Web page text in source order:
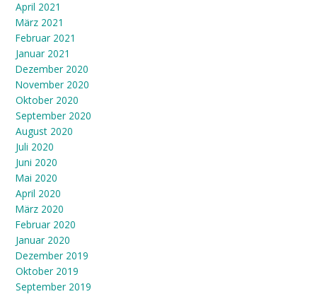
April 2021
März 2021
Februar 2021
Januar 2021
Dezember 2020
November 2020
Oktober 2020
September 2020
August 2020
Juli 2020
Juni 2020
Mai 2020
April 2020
März 2020
Februar 2020
Januar 2020
Dezember 2019
Oktober 2019
September 2019